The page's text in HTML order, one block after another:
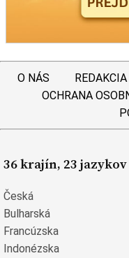
O NÁS REDAKCIA
OCHRANA
36 krajín, 23 jazykov
Česká
Bulharská
Francúzska
Indonézska